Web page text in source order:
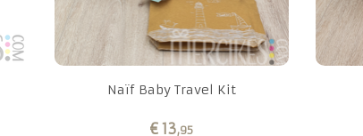
Naïf Baby Travel Kit
€ 13,95